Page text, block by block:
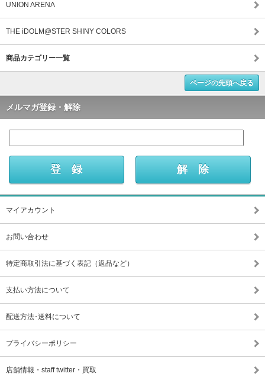
UNION ARENA
THE iDOLM@STER SHINY COLORS
商品カテゴリー一覧
ページの先頭へ戻る
メルマガ登録・解除
マイアカウント
お問い合わせ
特定商取引法に基づく表記（返品など）
支払い方法について
配送方法･送料について
プライバシーポリシー
店舗情報・staff twitter・買取